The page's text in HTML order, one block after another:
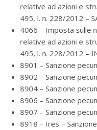
relative ad azioni e
495, l. n. 228/2012 –
4066 – Imposta sulle
relative ad azioni e
495, l. n. 228/2012 –
8901 – Sanzione
8902 – Sanzione
8904 – Sanzione
8906 – Sanzione
8907 – Sanzione
8918 – Ires –